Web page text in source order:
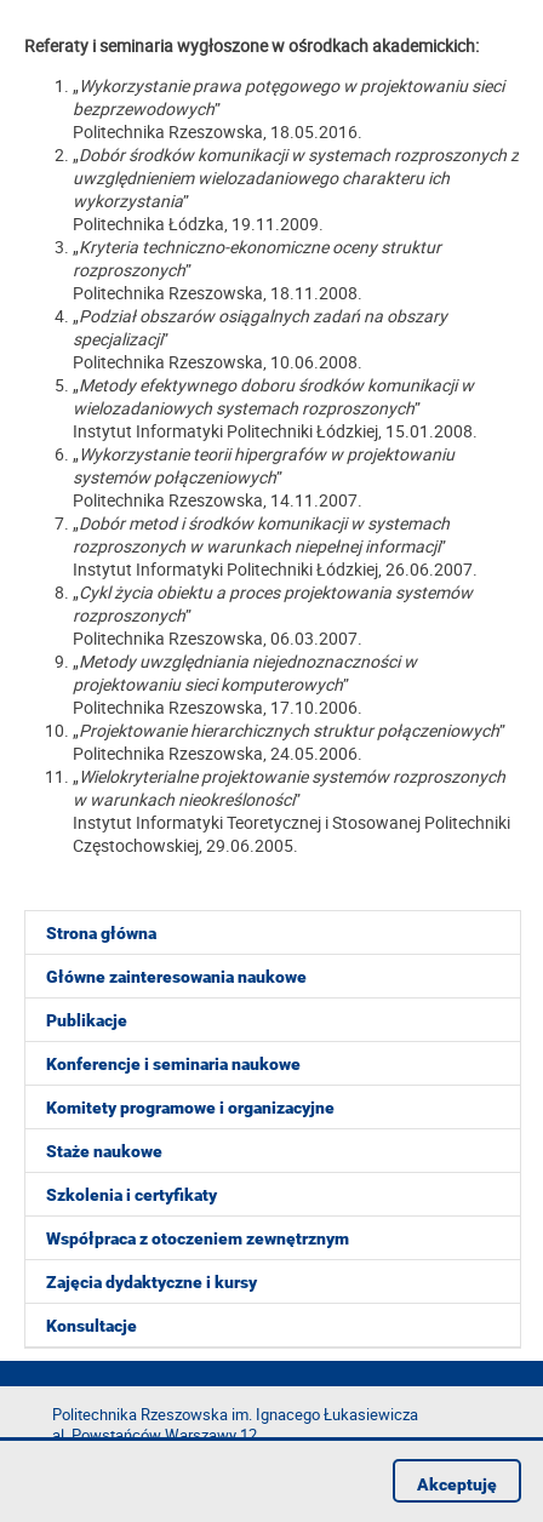
Strona główna
Główne zainteresowania naukowe
Publikacje
Konferencje i seminaria naukowe
Komitety programowe i organizacyjne
Staże naukowe
Szkolenia i certyfikaty
Współpraca z otoczeniem zewnętrznym
Zajęcia dydaktyczne i kursy
Konsultacje
Referaty i seminaria wygłoszone w ośrodkach akademickich:
„Wykorzystanie prawa potęgowego w projektowaniu sieci
bezprzewodowych”
Politechnika Rzeszowska, 18.05.2016.
„Dobór środków komunikacji w systemach rozproszonych z
uwzględnieniem wielozadaniowego charakteru ich
wykorzystania”
Politechnika Łódzka, 19.11.2009.
„Kryteria techniczno-ekonomiczne oceny struktur
rozproszonych”
Politechnika Rzeszowska, 18.11.2008.
„Podział obszarów osiągalnych zadań na obszary
specjalizacji”
Politechnika Rzeszowska, 10.06.2008.
„Metody efektywnego doboru środków komunikacji w
wielozadaniowych systemach rozproszonych”
Instytut Informatyki Politechniki Łódzkiej, 15.01.2008.
„Wykorzystanie teorii hipergrafów w projektowaniu
systemów połączeniowych”
Politechnika Rzeszowska, 14.11.2007.
„Dobór metod i środków komunikacji w systemach
rozproszonych w warunkach niepełnej informacji”
Instytut Informatyki Politechniki Łódzkiej, 26.06.2007.
„Cykl życia obiektu a proces projektowania systemów
rozproszonych”
Politechnika Rzeszowska, 06.03.2007.
„Metody uwzględniania niejednoznaczności w
projektowaniu sieci komputerowych”
Politechnika Rzeszowska, 17.10.2006.
„Projektowanie hierarchicznych struktur połączeniowych”
Politechnika Rzeszowska, 24.05.2006.
„Wielokryterialne projektowanie systemów rozproszonych
w warunkach nieokreśloności”
Instytut Informatyki Teoretycznej i Stosowanej Politechniki
Częstochowskiej, 29.06.2005.
Politechnika Rzeszowska im. Ignacego Łukasiewicza
al. Powstańców Warszawy 12
Akceptuję